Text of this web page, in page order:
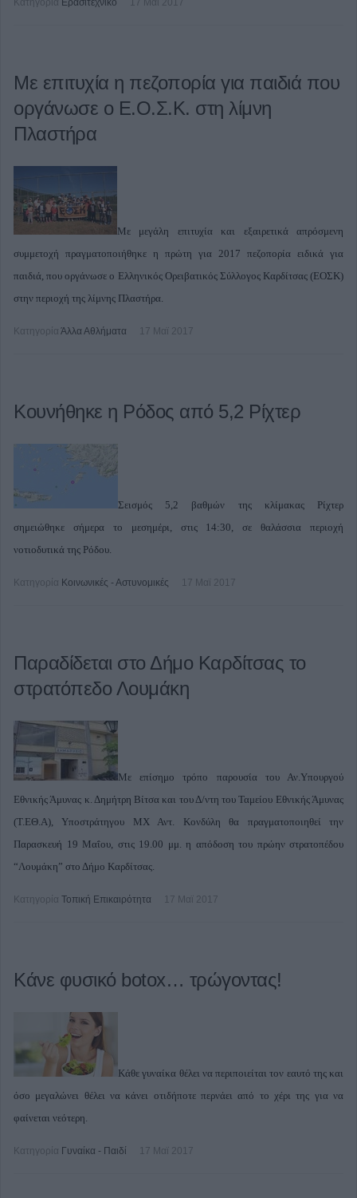
Κατηγορία Ερασιτεχνικό 17 Μαϊ 2017
Με επιτυχία η πεζοπορία για παιδιά που
οργάνωσε ο Ε.Ο.Σ.Κ. στη λίμνη
Πλαστήρα
Με μεγάλη επιτυχία και εξαιρετικά απρόσμενη
συμμετοχή πραγματοποιήθηκε η πρώτη για 2017 πεζοπορία ειδικά για
παιδιά, που οργάνωσε ο Ελληνικός Ορειβατικός Σύλλογος Καρδίτσας (ΕΟΣΚ)
στην περιοχή της λίμνης Πλαστήρα.
Κατηγορία Άλλα Αθλήματα 17 Μαϊ 2017
Κουνήθηκε η Ρόδος από 5,2 Ρίχτερ
Σεισμός 5,2 βαθμών της κλίμακας Ρίχτερ
σημειώθηκε σήμερα το μεσημέρι, στις 14:30, σε θαλάσσια περιοχή
νοτιοδυτικά της Ρόδου.
Κατηγορία Κοινωνικές - Αστυνομικές 17 Μαϊ 2017
Παραδίδεται στο Δήμο Καρδίτσας το
στρατόπεδο Λουμάκη
Με επίσημο τρόπο παρουσία του Αν.Υπουργού
Εθνικής Άμυνας κ. Δημήτρη Βίτσα και του Δ/ντη του Ταμείου Εθνικής Άμυνας
(Τ.ΕΘ.Α), Υποστράτηγου ΜΧ Αντ. Κονδύλη θα πραγματοποιηθεί την
Παρασκευή 19 Μαΐου, στις 19.00 μμ. η απόδοση του πρώην στρατοπέδου
“Λουμάκη” στο Δήμο Καρδίτσας.
Κατηγορία Τοπική Επικαιρότητα 17 Μαϊ 2017
Κάνε φυσικό botox… τρώγοντας!
Κάθε γυναίκα θέλει να περιποιείται τον εαυτό της και
όσο μεγαλώνει θέλει να κάνει οτιδήποτε περνάει από το χέρι της για να
φαίνεται νεότερη.
Κατηγορία Γυναίκα - Παιδί 17 Μαϊ 2017